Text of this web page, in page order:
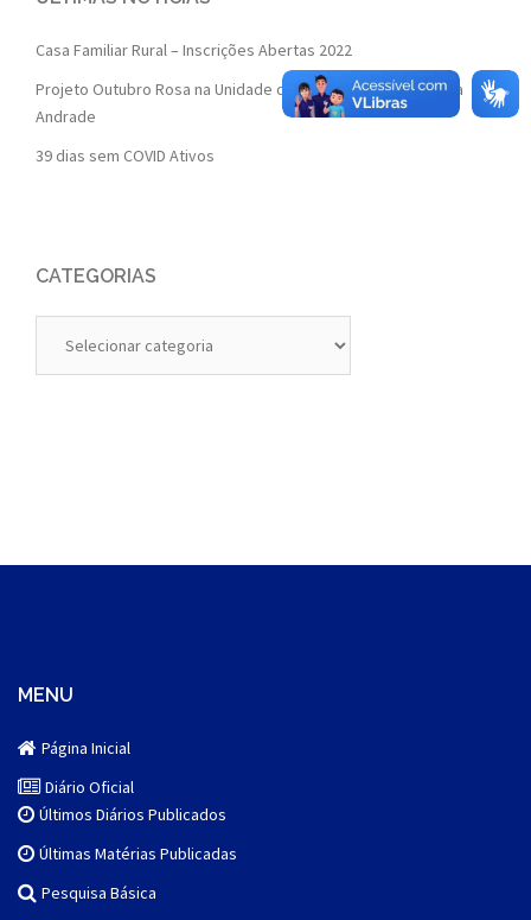
Casa Familiar Rural – Inscrições Abertas 2022
Projeto Outubro Rosa na Unidade de Saúde da Família Isaura
Andrade
39 dias sem COVID Ativos
CATEGORIAS
MENU
Página Inicial
Diário Oficial
Últimos Diários Publicados
Últimas Matérias Publicadas
Pesquisa Básica